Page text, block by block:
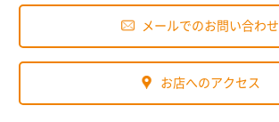
メールでのお問い合わせ
お店へのアクセス